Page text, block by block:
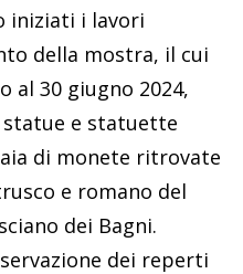
iniziati i lavori
della mostra, il cui
al 30 giugno 2024,
statue e statuette
di monete ritrovate
e romano del
dei Bagni.
dei reperti